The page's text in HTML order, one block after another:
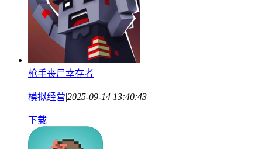
枪手丧尸幸存者
模拟经营|2025-09-14 13:40:43
下载